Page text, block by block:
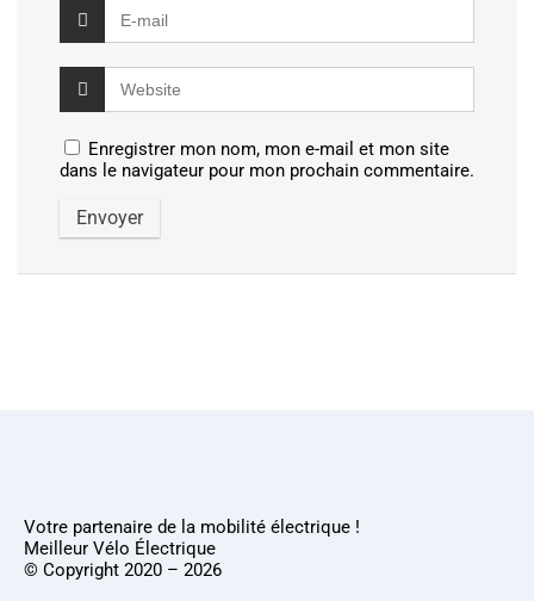
Enregistrer mon nom, mon e-mail et mon site
dans le navigateur pour mon prochain commentaire.
Votre partenaire de la mobilité électrique !
Meilleur Vélo Électrique
© Copyright 2020 – 2026